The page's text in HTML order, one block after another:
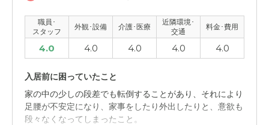
職員･
スタッフ
外観･設備 介護･医療
近隣環境･
交通
料金･費用
4.0 4.0 4.0 4.0 4.0
入居前に困っていたこと
家の中の少しの段差でも転倒することがあり、それにより
足腰が不安定になり、家事をしたり外出したりと、意欲も
段々なくなってしまったこと。